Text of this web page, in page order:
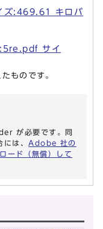
ズ:469.61 キロバ
:5re.pdf サイ
ものです。
が必要です。同
は、 Adobe 社の
ード（無償）して